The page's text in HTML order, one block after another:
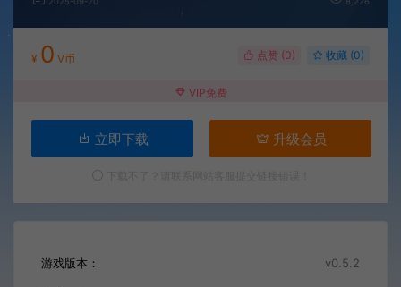
¥ 0 V币 点赞 (0) 收藏 (0)
VIP免费
立即下载 升级会员
游戏版本： v0.5.2